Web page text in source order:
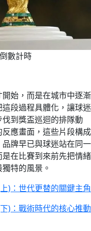
數計時
始，而是在城市中逐漸
段過程具體化，讓球迷
到獎盃巡迴的排隊動
應畫面，這些片段構成
牌早已與球迷站在同一
在比賽到來前先把情緒
特的風景。
)：世代更替的關鍵主角
)：戰術時代的核心推動